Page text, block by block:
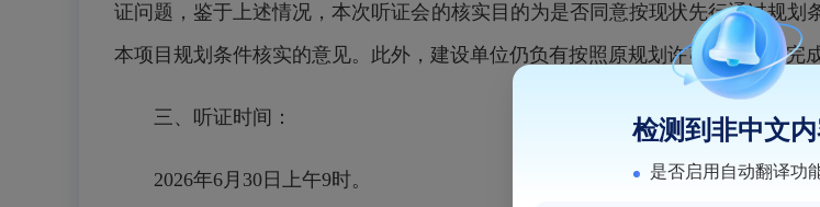
证问题，鉴于上述情况，本次听证会的核实目的为是否同意按现状先行通过规
本项目规划条件核实的意见。此外，建设单位仍负有按照原规划许可要求继续完
三、听证时间：
2026年6月30日上午9时。
检测到非中文
是否启用自动翻译功